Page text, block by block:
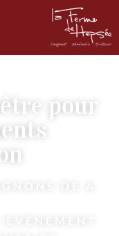
pour